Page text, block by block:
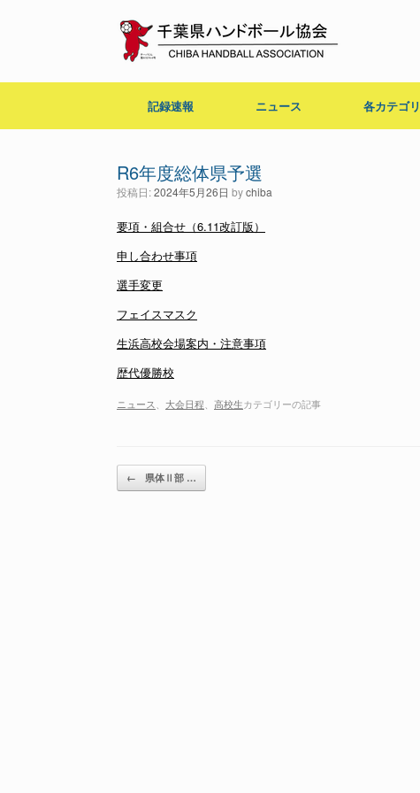
キ
記録速報 ニュース 各カテゴリ
R6年度総体県予選
投稿日:2024年5月26日 bychiba
要項・組合せ（6.11改訂版）
申し合わせ事項
選手変更
フェイスマスク
生浜高校会場案内・注意事項
歴代優勝校
ニュース 大会日程 高校生カテゴリーの記事
投稿ナビゲーション
← 県体Ⅱ部 …